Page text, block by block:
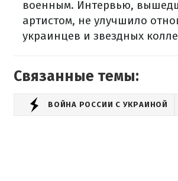
военным. Интервью,
артистом, не улучшило
украинцев и звездных
Связанные темы:
ВОЙНА РОССИИ С УКРАИНОЙ